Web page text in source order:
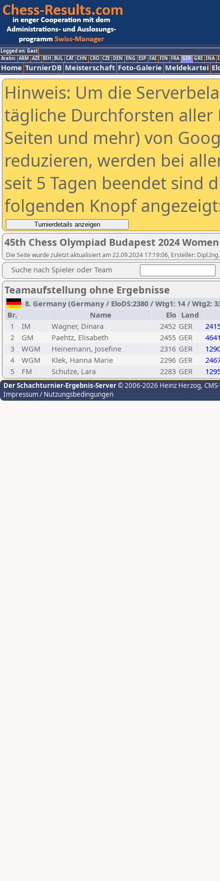
Logged on: Gast
Arabic ARM AZE BIH BUL CAT CHN CRO CZE DEN ENG ESP FAI FIN FRA GER GRE INA
Home TurnierDB Meisterschaft Foto-Galerie Meldekartei
Hinweis: Um die
tägliche Durchforsten aller
Seiten und mehr) von
reduzieren, werden bei
seit 5 Tagen beendet sind
folgenden Knopf
45th Chess Olympiad Budapest 2024 Women
Die Seite wurde zuletzt aktualisiert am 22.09.2024 17:19:06, Ersteller:
Suche nach Spieler oder Team
Teamaufstellung ohne Ergebnisse
8. Germany (Germany / EloDS:2380 / Wtg1: 14 / Wtg2:
Br.
Name Elo Land
1
IM Wagner, Dinara 2452 GER
2
GM Paehtz, Elisabeth 2455 GER
3
WGM Heinemann, Josefine 2316 GER
4
WGM Klek, Hanna Marie 2296 GER
5
FM Schulze, Lara 2283 GER
Der Schachturnier-Ergebnis-Server© 2006-2026 Heinz Herzog,
Impressum / Nutzungsbedingungen